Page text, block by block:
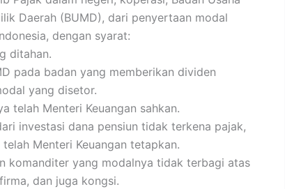
Daerah (BUMD), dari penyertaan modal
dengan syarat:
ditahan.
pada badan yang memberikan dividen
yang disetor.
telah Menteri Keuangan sahkan.
investasi dana pensiun tidak terkena pajak,
Menteri Keuangan tetapkan.
komanditer yang modalnya tidak terbagi atas
dan juga kongsi.